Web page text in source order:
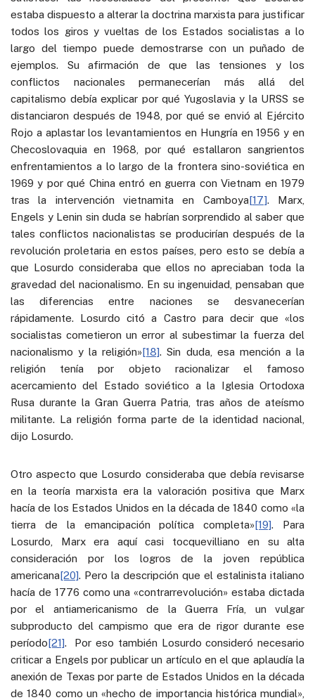
estaba dispuesto a alterar la doctrina marxista para justificar
todos los giros y vueltas de los Estados socialistas a lo
largo del tiempo puede demostrarse con un puñado de
ejemplos. Su afirmación de que las tensiones y los
conflictos nacionales permanecerían más allá del
capitalismo debía explicar por qué Yugoslavia y la URSS se
distanciaron después de 1948, por qué se envió al Ejército
Rojo a aplastar los levantamientos en Hungría en 1956 y en
Checoslovaquia en 1968, por qué estallaron sangrientos
enfrentamientos a lo largo de la frontera sino-soviética en
1969 y por qué China entró en guerra con Vietnam en 1979
tras la intervención vietnamita en Camboya[17]. Marx,
Engels y Lenin sin duda se habrían sorprendido al saber que
tales conflictos nacionalistas se producirían después de la
revolución proletaria en estos países, pero esto se debía a
que Losurdo consideraba que ellos no apreciaban toda la
gravedad del nacionalismo. En su ingenuidad, pensaban que
las diferencias entre naciones se desvanecerían
rápidamente. Losurdo citó a Castro para decir que «los
socialistas cometieron un error al subestimar la fuerza del
nacionalismo y la religión»[18]. Sin duda, esa mención a la
religión tenía por objeto racionalizar el famoso
acercamiento del Estado soviético a la Iglesia Ortodoxa
Rusa durante la Gran Guerra Patria, tras años de ateísmo
militante. La religión forma parte de la identidad nacional,
dijo Losurdo.
Otro aspecto que Losurdo consideraba que debía revisarse
en la teoría marxista era la valoración positiva que Marx
hacía de los Estados Unidos en la década de 1840 como «la
tierra de la emancipación política completa»[19]. Para
Losurdo, Marx era aquí casi tocquevilliano en su alta
consideración por los logros de la joven república
americana[20]. Pero la descripción que el estalinista italiano
hacía de 1776 como una «contrarrevolución» estaba dictada
por el antiamericanismo de la Guerra Fría, un vulgar
subproducto del campismo que era de rigor durante ese
período[21]. Por eso también Losurdo consideró necesario
criticar a Engels por publicar un artículo en el que aplaudía la
anexión de Texas por parte de Estados Unidos en la década
de 1840 como un «hecho de importancia histórica mundial»,